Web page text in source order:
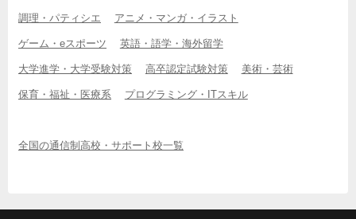
調理・パティシエ アニメ・マンガ・イラスト
ゲーム・eスポーツ 英語・語学・海外留学
大学進学・大学受験対策 高卒認定試験対策 美術・芸術
保育・福祉・医療系 プログラミング・ITスキル
全国の通信制高校・サポート校一覧